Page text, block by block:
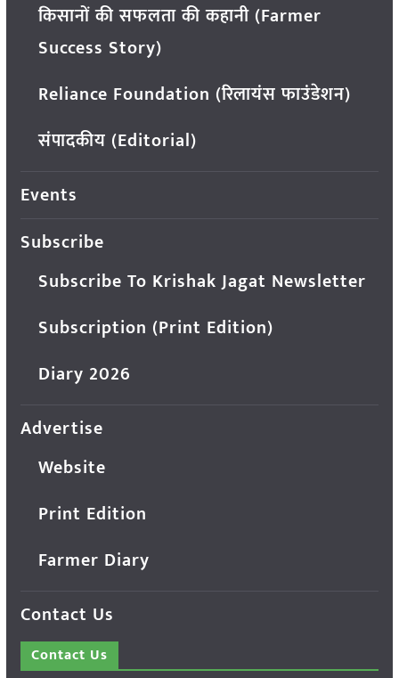
किसानों की सफलता की कहानी (Farmer
Success Story)
Reliance Foundation (रिलायंस फाउंडेशन)
संपादकीय (Editorial)
Events
Subscribe
Subscribe To Krishak Jagat Newsletter
Subscription (Print Edition)
Diary 2026
Advertise
Website
Print Edition
Farmer Diary
Contact Us
Contact Us